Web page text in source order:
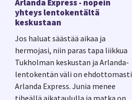
Arlanda Express - nopein
yhteys lentokentältä
keskustaan
Jos haluat säästää aikaa ja
hermojasi, niin paras tapa liikkua
Tukholman keskustan ja Arlanda-
lentokentän väli on ehdottomasti
Arlanda Express. Junia menee
tiheällä aikataululla ja matka on